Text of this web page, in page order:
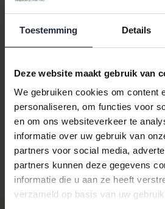
Toestemming Details
Deze website maakt gebruik van
We gebruiken cookies om content
personaliseren, om functies voor
en om ons websiteverkeer te
informatie over uw gebruik van
partners voor social media,
partners kunnen deze gegevens
informatie die u aan ze heeft
verzameld op basis van uw
Varianten:groen
In de winkelwagen
Binnen 24 uur verstuurd
Gratis retourneren vanaf
Achteraf betalen mogelijk